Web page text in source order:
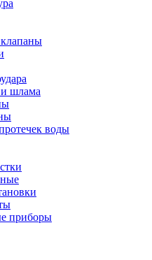
и шлама
воды
приборы